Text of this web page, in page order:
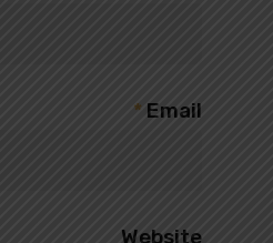
Email
*
Website